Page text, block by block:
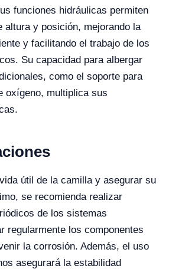
funciones hidráulicas permiten
altura y posición, mejorando la
y facilitando el trabajo de los
Su capacidad para albergar
como el soporte para
oxígeno, multiplica sus
útil de la camilla y asegurar su
se recomienda realizar
de los sistemas
regularmente los componentes
la corrosión. Además, el uso
asegurará la estabilidad